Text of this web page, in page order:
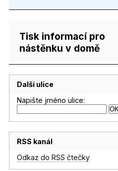
Tisk informací pro
nástěnku v domě
Další ulice
Napište jméno ulice:
RSS kanál
Odkaz do RSS čtečky